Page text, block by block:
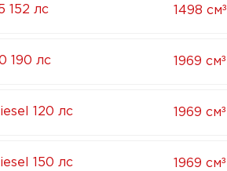
152 лс 1498 см³
190 лс 1969 см³
120 лс 1969 см³
150 лс 1969 см³